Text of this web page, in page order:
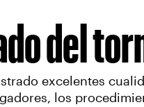
del
excelentes
los